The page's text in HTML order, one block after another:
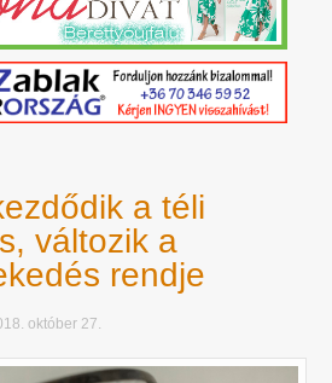
a téli
változik a
rendje
október 27.